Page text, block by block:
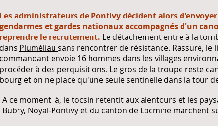
Les administrateurs de Pontivydécident alors d'envoyer
gendarmes et gardes nationaux accompagnés d'un
reprendre le recrutement. Le détachement entre à la
dans Pluméliau sans rencontrer de résistance. Rassuré, le
commandant envoie 16 hommes dans les villages
procéder à des perquisitions. Le gros de la troupe reste
bourg et on ne place qu'une seule sentinelle dans la tour
A ce moment là, le tocsin retentit aux alentours et les
Bubry, Noyal-Pontivy et du canton de Locminé marchent